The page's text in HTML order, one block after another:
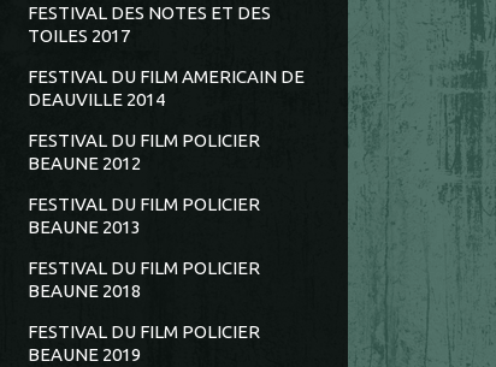
FESTIVAL DES NOTES ET DES
TOILES 2017
FESTIVAL DU FILM AMERICAIN DE
DEAUVILLE 2014
FESTIVAL DU FILM POLICIER
BEAUNE 2012
FESTIVAL DU FILM POLICIER
BEAUNE 2013
FESTIVAL DU FILM POLICIER
BEAUNE 2018
FESTIVAL DU FILM POLICIER
BEAUNE 2019